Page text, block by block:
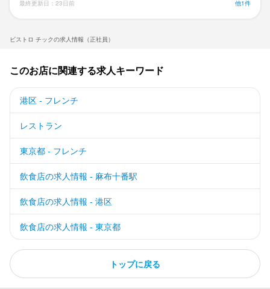
ビストロ チックの求人情報（正社員）
最終更新日：23日前 他1件
このお店に関連する求人キーワード
港区 - フレンチ
レストラン
東京都 - フレンチ
飲食店の求人情報 - 麻布十番駅
飲食店の求人情報 - 港区
飲食店の求人情報 - 東京都
トップに戻る